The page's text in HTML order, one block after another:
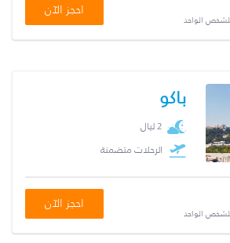
الواحد
احجز الآن
باكو
2 ليال
الرحلات متضمنة
الواحد
احجز الآن